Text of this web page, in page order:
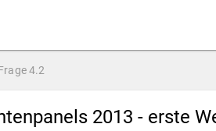
4.2
2013 - erste